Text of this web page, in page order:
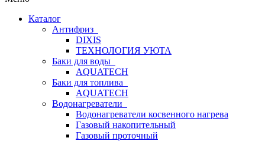
Каталог
Антифриз
DIXIS
ТЕХНОЛОГИЯ УЮТА
Баки для воды
AQUATECH
Баки для топлива
AQUATECH
Водонагреватели
Водонагреватели косвенного нагрева
Газовый накопительный
Газовый проточный